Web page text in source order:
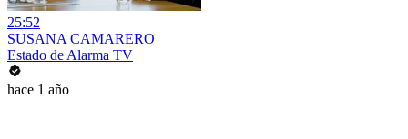
25:52
SUSANA CAMARERO
Estado de Alarma TV
hace 1 año